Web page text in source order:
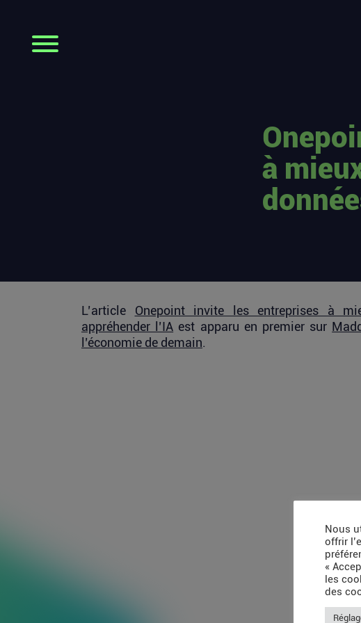
à
L’article Onepoint invite les entreprises à
appréhender l’IA est apparu en premier sur
l’économie de demain.
Nous
offrir
«
les
des